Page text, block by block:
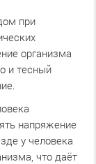
при
организма
и тесный
напряжение
у человека
что даёт